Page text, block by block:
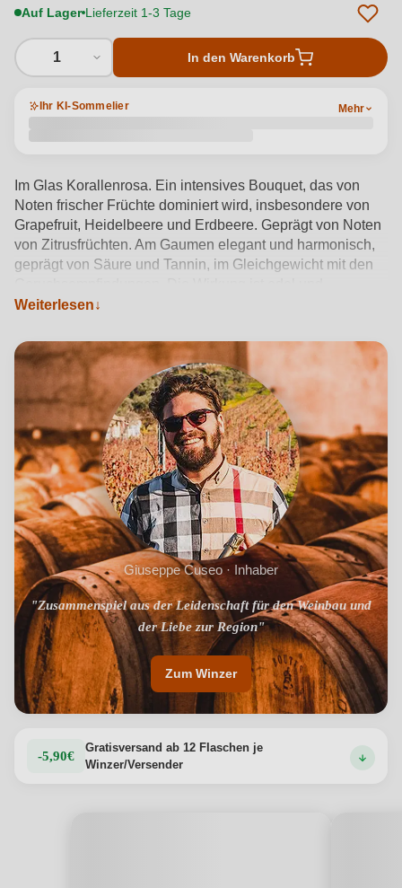
Auf Lager Lieferzeit 1-3 Tage
1 In den Warenkorb
Ihr KI-Sommelier Mehr
Im Glas Korallenrosa. Ein intensives Bouquet, das von
Noten frischer Früchte dominiert wird, insbesondere von
Grapefruit, Heidelbeere und Erdbeere. Geprägt von Noten
von Zitrusfrüchten. Am Gaumen elegant und harmonisch,
geprägt von Säure und Tannin, im Gleichgewicht mit den
anhaltend.Produktdetails anzeigen →
Weiterlesen
Giuseppe Cuseo · Inhaber
"Zusammenspiel aus der Leidenschaft für den Weinbau und
der Liebe zur Region"
Zum Winzer
-5,90€
Gratisversand ab 12 Flaschen je
Winzer/Versender